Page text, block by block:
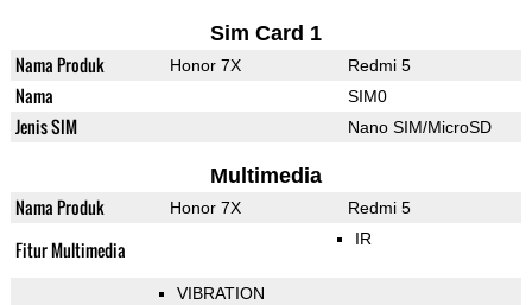
Sim Card 1
Nama Produk Honor 7X Redmi 5
Nama SIM0
Jenis SIM Nano SIM/MicroSD
Multimedia
Nama Produk Honor 7X Redmi 5
Fitur Multimedia IR
VIBRATION